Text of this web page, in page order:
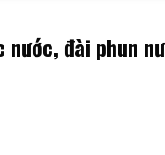
đài phun